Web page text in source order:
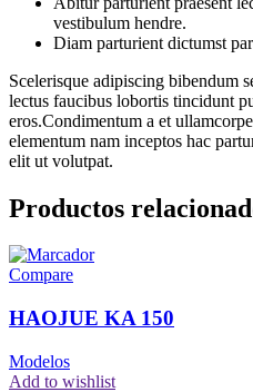
vestibulum hendre.
Diam parturient dictumst
Scelerisque adipiscing bibendum
lectus faucibus lobortis tincidunt
eros.Condimentum a et
elementum nam inceptos hac
elit ut volutpat.
Productos
Compare
HAOJUE KA 150
Modelos
Add to wishlist